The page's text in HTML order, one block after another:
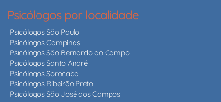
Psicólogos por localidade
Psicólogos São Paulo
Psicólogos Campinas
Psicólogos São Bernardo do Campo
Psicólogos Santo André
Psicólogos Sorocaba
Psicólogos Ribeirão Preto
Psicólogos São José dos Campos